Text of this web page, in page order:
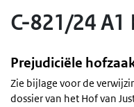
C-821/24 A1
Prejudiciële
Zie bijlage voor de
dossier van het Hof van